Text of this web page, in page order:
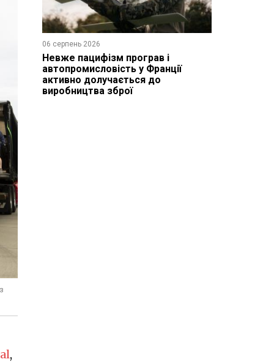
,
06 серпень 2026
Невже пацифізм програв і
автопромисловість у Франції
активно долучається до
виробництва зброї